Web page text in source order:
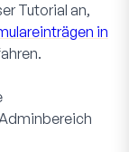
Tutorial an,
in